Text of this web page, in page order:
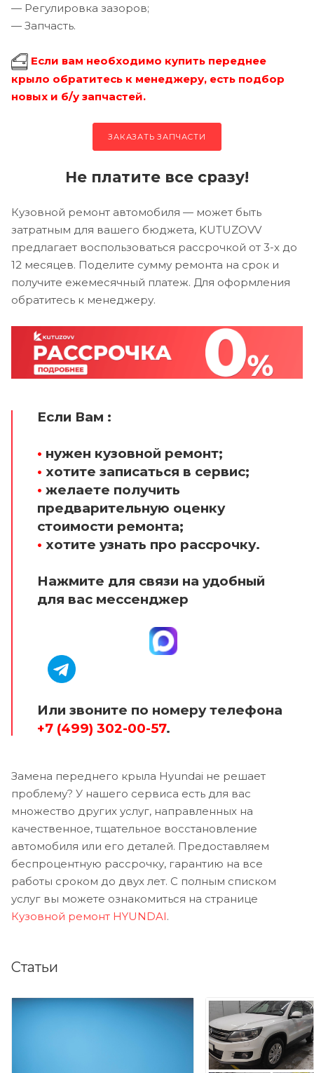
— Регулировка зазоров;
— Запчасть.
Если вам необходимо купить переднее
крыло обратитесь к менеджеру, есть подбор
новых и б/у запчастей.
ЗАКАЗАТЬ ЗАПЧАСТИ
Не платите все сразу!
Кузовной ремонт автомобиля — может быть
затратным для вашего бюджета, KUTUZOVV
предлагает воспользоваться рассрочкой от 3-х до
12 месяцев. Поделите сумму ремонта на срок и
получите ежемесячный платеж. Для оформления
обратитесь к менеджеру.
Если Вам :
• нужен кузовной ремонт;
• хотите записаться в сервис;
• желаете получить
предварительную оценку
стоимости ремонта;
• хотите узнать про рассрочку.
Нажмите для связи на удобный
для вас мессенджер
Или звоните по номеру телефона
+7 (499) 302-00-57.
Замена переднего крыла Hyundai не решает
проблему? У нашего сервиса есть для вас
множество других услуг, направленных на
качественное, тщательное восстановление
автомобиля или его деталей. Предоставляем
беспроцентную рассрочку, гарантию на все
работы сроком до двух лет. С полным списком
услуг вы можете ознакомиться на странице
Кузовной ремонт HYUNDAI.
Статьи